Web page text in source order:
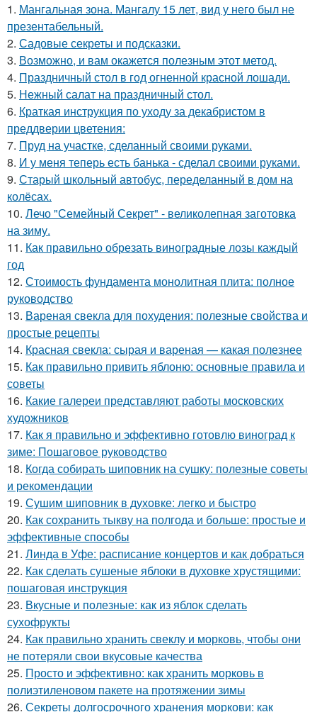
1. Мангальная зона. Мангалу 15 лет, вид у него был не
презентабельный.
2. Садовые секреты и подсказки.
3. Возможно, и вам окажется полезным этот метод.
4. Праздничный стол в год огненной красной лошади.
5. Нежный салат на праздничный стол.
6. Краткая инструкция по уходу за декабристом в
преддверии цветения:
7. Пруд на участке, сделанный своими руками.
8. И у меня теперь есть банька - сделал своими руками.
9. Старый школьный автобус, переделанный в дом на
колёсах.
10. Лечо "Семейный Секрет" - великолепная заготовка
на зиму.
11. Как правильно обрезать виноградные лозы каждый
год
12. Стоимость фундамента монолитная плита: полное
руководство
13. Вареная свекла для похудения: полезные свойства и
простые рецепты
14. Красная свекла: сырая и вареная — какая полезнее
15. Как правильно привить яблоню: основные правила и
советы
16. Какие галереи представляют работы московских
художников
17. Как я правильно и эффективно готовлю виноград к
зиме: Пошаговое руководство
18. Когда собирать шиповник на сушку: полезные советы
и рекомендации
19. Сушим шиповник в духовке: легко и быстро
20. Как сохранить тыкву на полгода и больше: простые и
эффективные способы
21. Линда в Уфе: расписание концертов и как добраться
22. Как сделать сушеные яблоки в духовке хрустящими:
пошаговая инструкция
23. Вкусные и полезные: как из яблок сделать
сухофрукты
24. Как правильно хранить свеклу и морковь, чтобы они
не потеряли свои вкусовые качества
25. Просто и эффективно: как хранить морковь в
полиэтиленовом пакете на протяжении зимы
26. Секреты долгосрочного хранения моркови: как